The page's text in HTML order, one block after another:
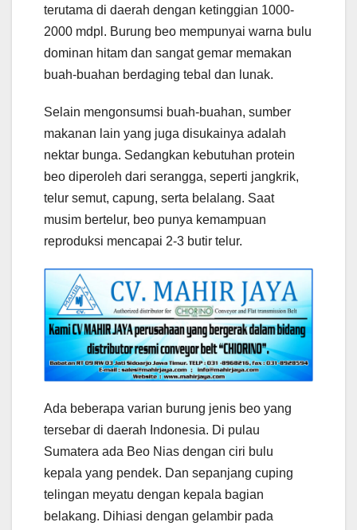
terutama di daerah dengan ketinggian 1000-
2000 mdpl. Burung beo mempunyai warna bulu
dominan hitam dan sangat gemar memakan
buah-buahan berdaging tebal dan lunak.
Selain mengonsumsi buah-buahan, sumber
makanan lain yang juga disukainya adalah
nektar bunga. Sedangkan kebutuhan protein
beo diperoleh dari serangga, seperti jangkrik,
telur semut, capung, serta belalang. Saat
musim bertelur, beo punya kemampuan
reproduksi mencapai 2-3 butir telur.
Ada beberapa varian burung jenis beo yang
tersebar di daerah Indonesia. Di pulau
Sumatera ada Beo Nias dengan ciri bulu
kepala yang pendek. Dan sepanjang cuping
telingan meyatu dengan kepala bagian
belakang. Dihiasi dengan gelambir pada